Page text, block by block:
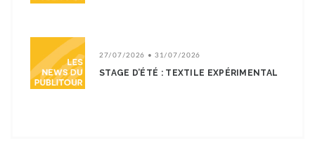
27/07/2026 • 31/07/2026
STAGE D’ÉTÉ : TEXTILE EXPÉRIMENTAL